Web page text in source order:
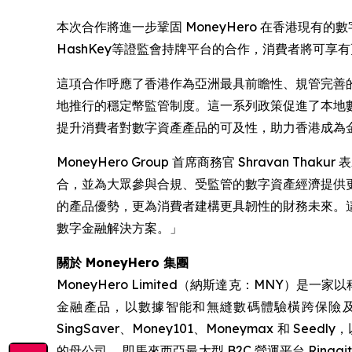
本次合作將進一步鞏固 MoneyHero 在香港現有的
HashKey等證監會持牌平台的合作，消費者將可享
這項合作呼應了香港作為亞洲最具前瞻性、規管完
地推行的穩定幣監管制度。這一系列政策促進了本
提升消費者對數字資產產品的可及性，助力香港成為
MoneyHero Group 首席商務官 Shravan Thakur 表
合，並為大眾參與合規、受監管的數字資產經濟提
的產品優勢，更為消費者建構更具韌性的財務未來
數字金融解決方案。」
關於 MoneyHero 集團
MoneyHero Limited（納斯達克：MNY）是一家以
金融產品，以數據智能和無縫數碼體驗橫跨保
SingSaver、Money101、Moneymax 和 Seedly，